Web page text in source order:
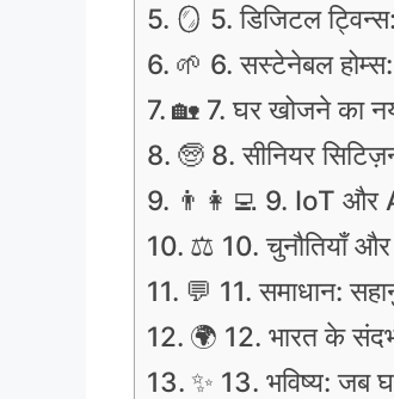
🪞 5. डिजिटल
🌱 6. सस्टेनेबल होम्स:
🏡 7. घर खोजने का
🧓 8. सीनियर
👨‍👩‍💻 9. IoT और
⚖️ 10. चुनौतियाँ और
💬 11. समाधान:
🌍 12. भारत के
✨ 13. भविष्य: जब